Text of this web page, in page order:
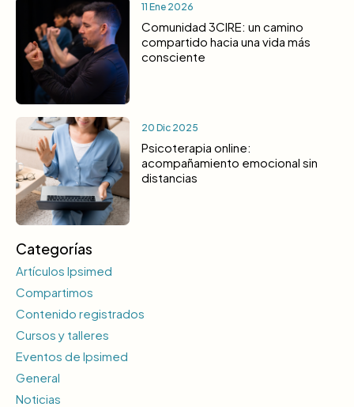
11 Ene 2026
Comunidad 3CIRE: un camino
compartido hacia una vida más
consciente
20 Dic 2025
Psicoterapia online:
acompañamiento emocional sin
distancias
Categorías
Artículos Ipsimed
Compartimos
Contenido registrados
Cursos y talleres
Eventos de Ipsimed
General
Noticias